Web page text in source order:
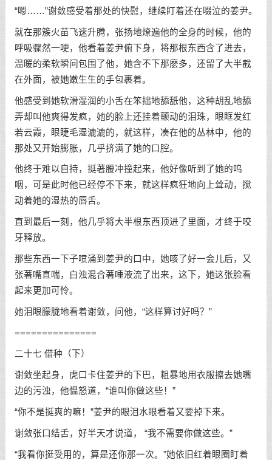
“嗯……”谢敛感受着那处的快慰，继续盯着还在啜泣的姜尹。
就在那簇火苗飞速升腾，张扬地燎遍他的全身的时候，他的
呼吸骤然一哽，他看着姜尹俯下身，将那根东西含了进去，
温暖的柔软瞬间包围了他，她含不下那麽多，还留了大半截
在外面，被她嫩生生的手包裹着。
他感受到她软滑湿润的小舌在笨拙地舔舐他，这种胡乱地舔
弄却叫他爽得发疯，她的脸上还挂着颤动的泪珠，眼眶发红
若云霞，眼睫毛湿漉漉的，就这样，凑在他的丛林中，他的
那处又开始膨胀，几乎挤满了她的口腔。
他终于难以自持，挺著腰冲撞起来，他好像听到了她的呜
咽，可是此时他已经停不下来，就这样疯狂地向上耸动，搅
动着她的湿热的唇舌。
直到最后一刻，他几乎将大半根东西顶进了里面，才终于咬
牙释放。
那些东西一下子喷涌到姜尹的口中，她咳了好一会儿后，又
张著嘴直喘，白浊混合著唾液流了出来，这下，她这张脸看
起来更加可怜。
她泪眼朦胧地看着谢敛，问他，“这样算讨好吗？”
===============
二十七 借种（下）
谢敛坐起身，虎口卡住姜尹的下巴，粗暴地用衣服擦去她嘴
边的污浊，他愠怒道，“谁叫你做这些！”
“你不是挺爽的嘛！”姜尹的眼泪水眼看着又要掉下来。
谢敛张口结舌，好半天才说道， “我不需要你做这些。”
“我看你挺受用的，算是还你那一次。”她依旧红着眼圈盯着